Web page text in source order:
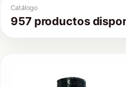
Catálogo
957 productos